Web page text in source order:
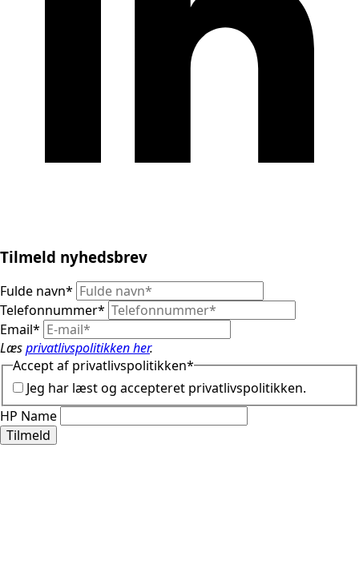
Tilmeld nyhedsbrev
Fulde navn*
Telefonnummer*
Email*
Læsprivatlivspolitikken her.
Accept af privatlivspolitikken*
Jeg har læst og accepteret privatlivspolitikken.
HP Name
Tilmeld